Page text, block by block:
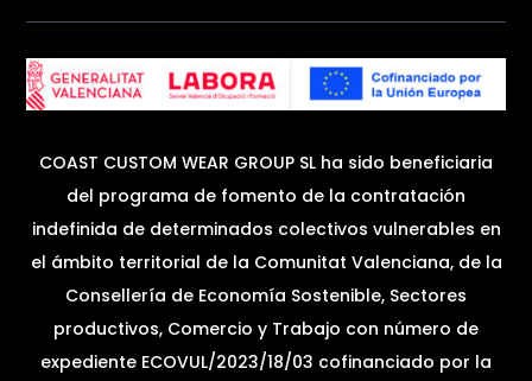
COAST CUSTOM WEAR GROUP SL ha sido beneficiaria
del programa de fomento de la contratación
indefinida de determinados colectivos vulnerables en
el ámbito territorial de la Comunitat Valenciana, de la
Consellería de Economía Sostenible, Sectores
productivos, Comercio y Trabajo con número de
expediente ECOVUL/2023/18/03 cofinanciado por la